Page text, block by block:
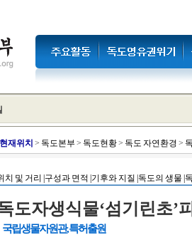
현재위치 > 독도본부 > 독도현황> 독도 자연환경 >
치 및 거리 | 구성과 면적 | 기후와 지질 | 독도의 생물 |
도자생식물‘섬기린초’
국립생물자원관, 특허출원